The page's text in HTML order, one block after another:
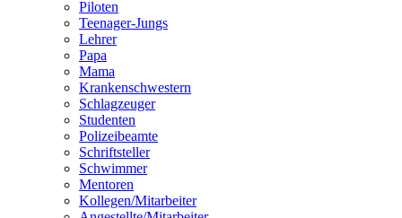
Piloten
Teenager-Jungs
Lehrer
Papa
Mama
Krankenschwestern
Schlagzeuger
Studenten
Polizeibeamte
Schriftsteller
Schwimmer
Mentoren
Kollegen/Mitarbeiter